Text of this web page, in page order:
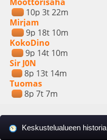
10p 3t 22m
Mirjam
9p 18t 10m
KokoDino
9p 14t 10m
Sir J0N
8p 13t 14m
Tuomas
8p 7t 7m
Keskustelualueen historia